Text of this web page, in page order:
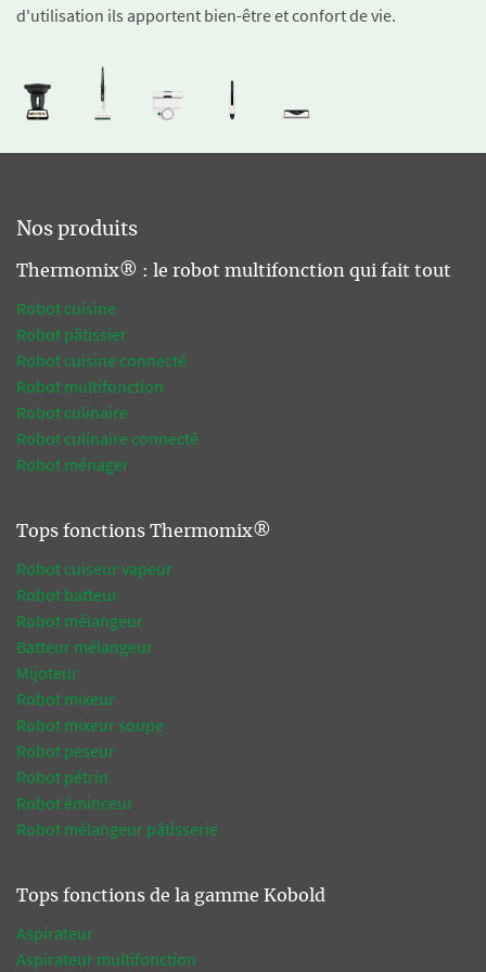
d'utilisation ils apportent bien-être et confort de vie.
Nos produits
Thermomix® : le robot multifonction qui fait tout
Robot cuisine
Robot pâtissier
Robot cuisine connecté
Robot multifonction
Robot culinaire
Robot culinaire connecté
Robot ménager
Tops fonctions Thermomix®
Robot cuiseur vapeur
Robot batteur
Robot mélangeur
Batteur mélangeur
Mijoteur
Robot mixeur
Robot mixeur soupe
Robot peseur
Robot pétrin
Robot éminceur
Robot mélangeur pâtisserie
Tops fonctions de la gamme Kobold
Aspirateur
Aspirateur multifonction